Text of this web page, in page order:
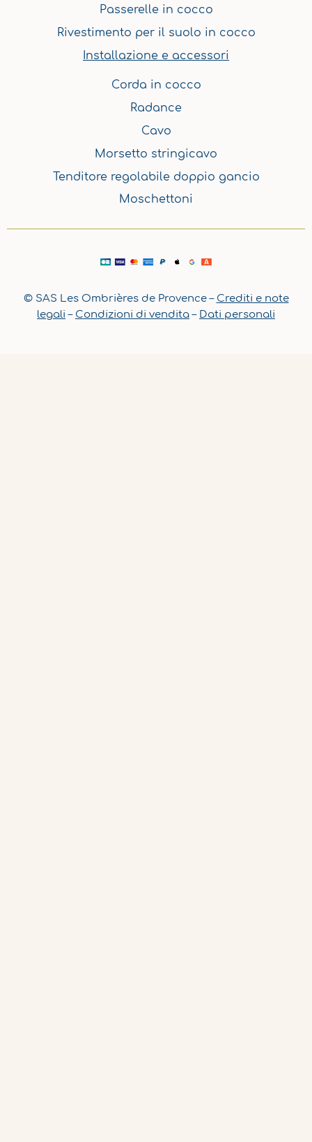
Passerelle in cocco
Rivestimento per il suolo in cocco
Installazione e accessori
Corda in cocco
Radance
Cavo
Morsetto stringicavo
Tenditore regolabile doppio gancio
Moschettoni
© SAS Les Ombrières de Provence – Crediti e note
legali – Condizioni di vendita– Dati personali